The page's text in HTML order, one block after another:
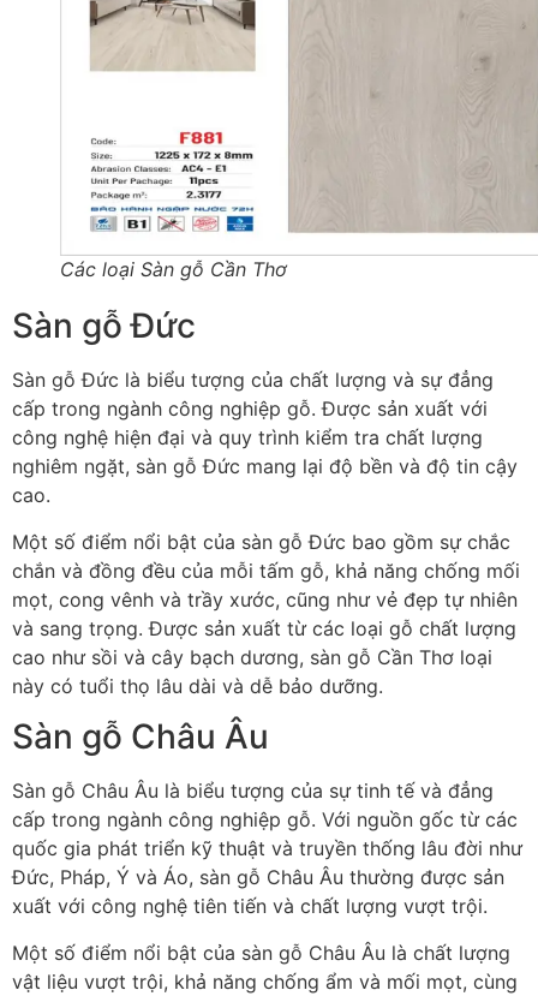
Các loại Sàn gỗ Cần Thơ
Sàn gỗ Đức
Sàn gỗ Đức là biểu tượng của chất lượng và sự đẳng
cấp trong ngành công nghiệp gỗ. Được sản xuất với
công nghệ hiện đại và quy trình kiểm tra chất lượng
nghiêm ngặt, sàn gỗ Đức mang lại độ bền và độ tin cậy
cao.
Một số điểm nổi bật của sàn gỗ Đức bao gồm sự chắc
chắn và đồng đều của mỗi tấm gỗ, khả năng chống mối
mọt, cong vênh và trầy xước, cũng như vẻ đẹp tự nhiên
và sang trọng. Được sản xuất từ các loại gỗ chất lượng
cao như sồi và cây bạch dương, sàn gỗ Cần Thơ loại
này có tuổi thọ lâu dài và dễ bảo dưỡng.
Sàn gỗ Châu Âu
Sàn gỗ Châu Âu là biểu tượng của sự tinh tế và đẳng
cấp trong ngành công nghiệp gỗ. Với nguồn gốc từ các
quốc gia phát triển kỹ thuật và truyền thống lâu đời như
Đức, Pháp, Ý và Áo, sàn gỗ Châu Âu thường được sản
xuất với công nghệ tiên tiến và chất lượng vượt trội.
Một số điểm nổi bật của sàn gỗ Châu Âu là chất lượng
vật liệu vượt trội, khả năng chống ẩm và mối mọt, cùng